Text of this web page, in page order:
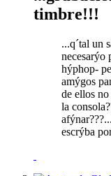
timbre!!!
...q´tal un
necesarýo
hýphop-
amýgos
de ellos
la
escrýba